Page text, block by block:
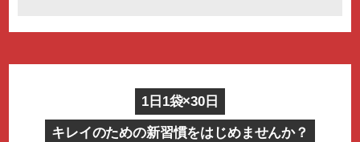
1日1袋×30日
キレイのための新習慣をはじめませんか？